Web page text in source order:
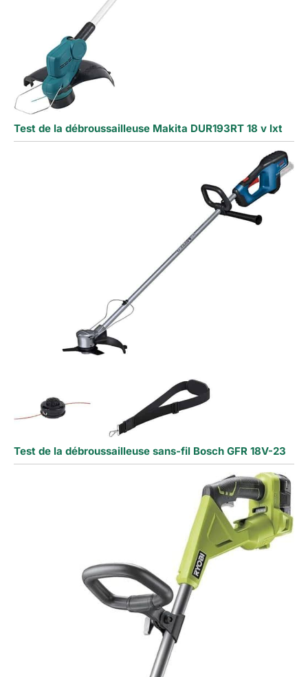
Test de la débroussailleuse Makita DUR193RT 18 v lxt
Test de la débroussailleuse sans-fil Bosch GFR 18V-23